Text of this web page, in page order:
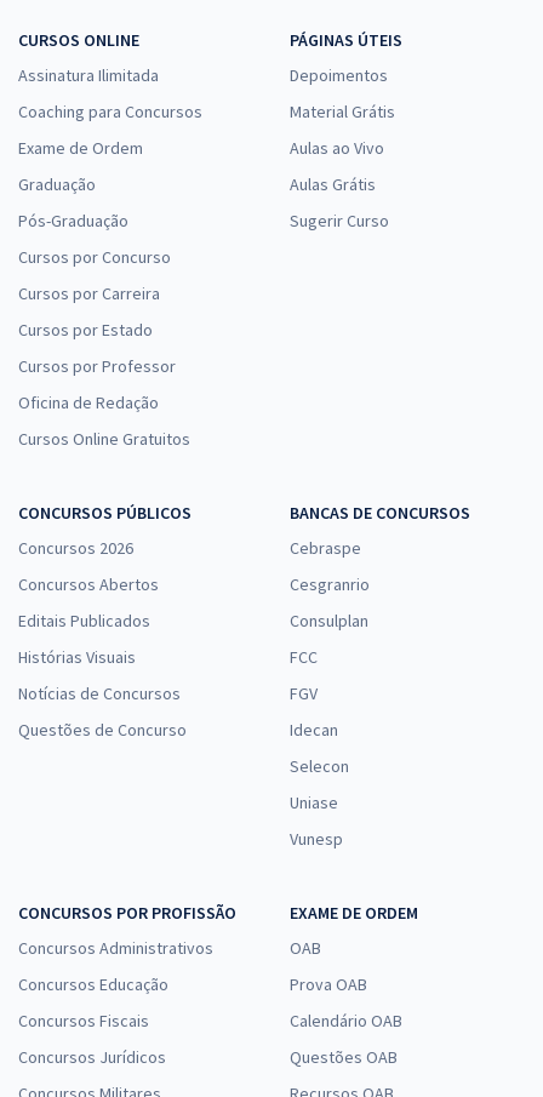
CURSOS ONLINE
Assinatura Ilimitada
Coaching para Concursos
Exame de Ordem
Graduação
Pós-Graduação
Cursos por Concurso
Cursos por Carreira
Cursos por Estado
Cursos por Professor
Oficina de Redação
Cursos Online Gratuitos
PÁGINAS ÚTEIS
Depoimentos
Material Grátis
Aulas ao Vivo
Aulas Grátis
Sugerir Curso
CONCURSOS PÚBLICOS
Concursos 2026
Concursos Abertos
Editais Publicados
Histórias Visuais
Notícias de Concursos
Questões de Concurso
BANCAS DE CONCURSOS
Cebraspe
Cesgranrio
Consulplan
FCC
FGV
Idecan
Selecon
Uniase
Vunesp
CONCURSOS POR PROFISSÃO
Concursos Administrativos
Concursos Educação
Concursos Fiscais
Concursos Jurídicos
EXAME DE ORDEM
OAB
Prova OAB
Calendário OAB
Questões OAB